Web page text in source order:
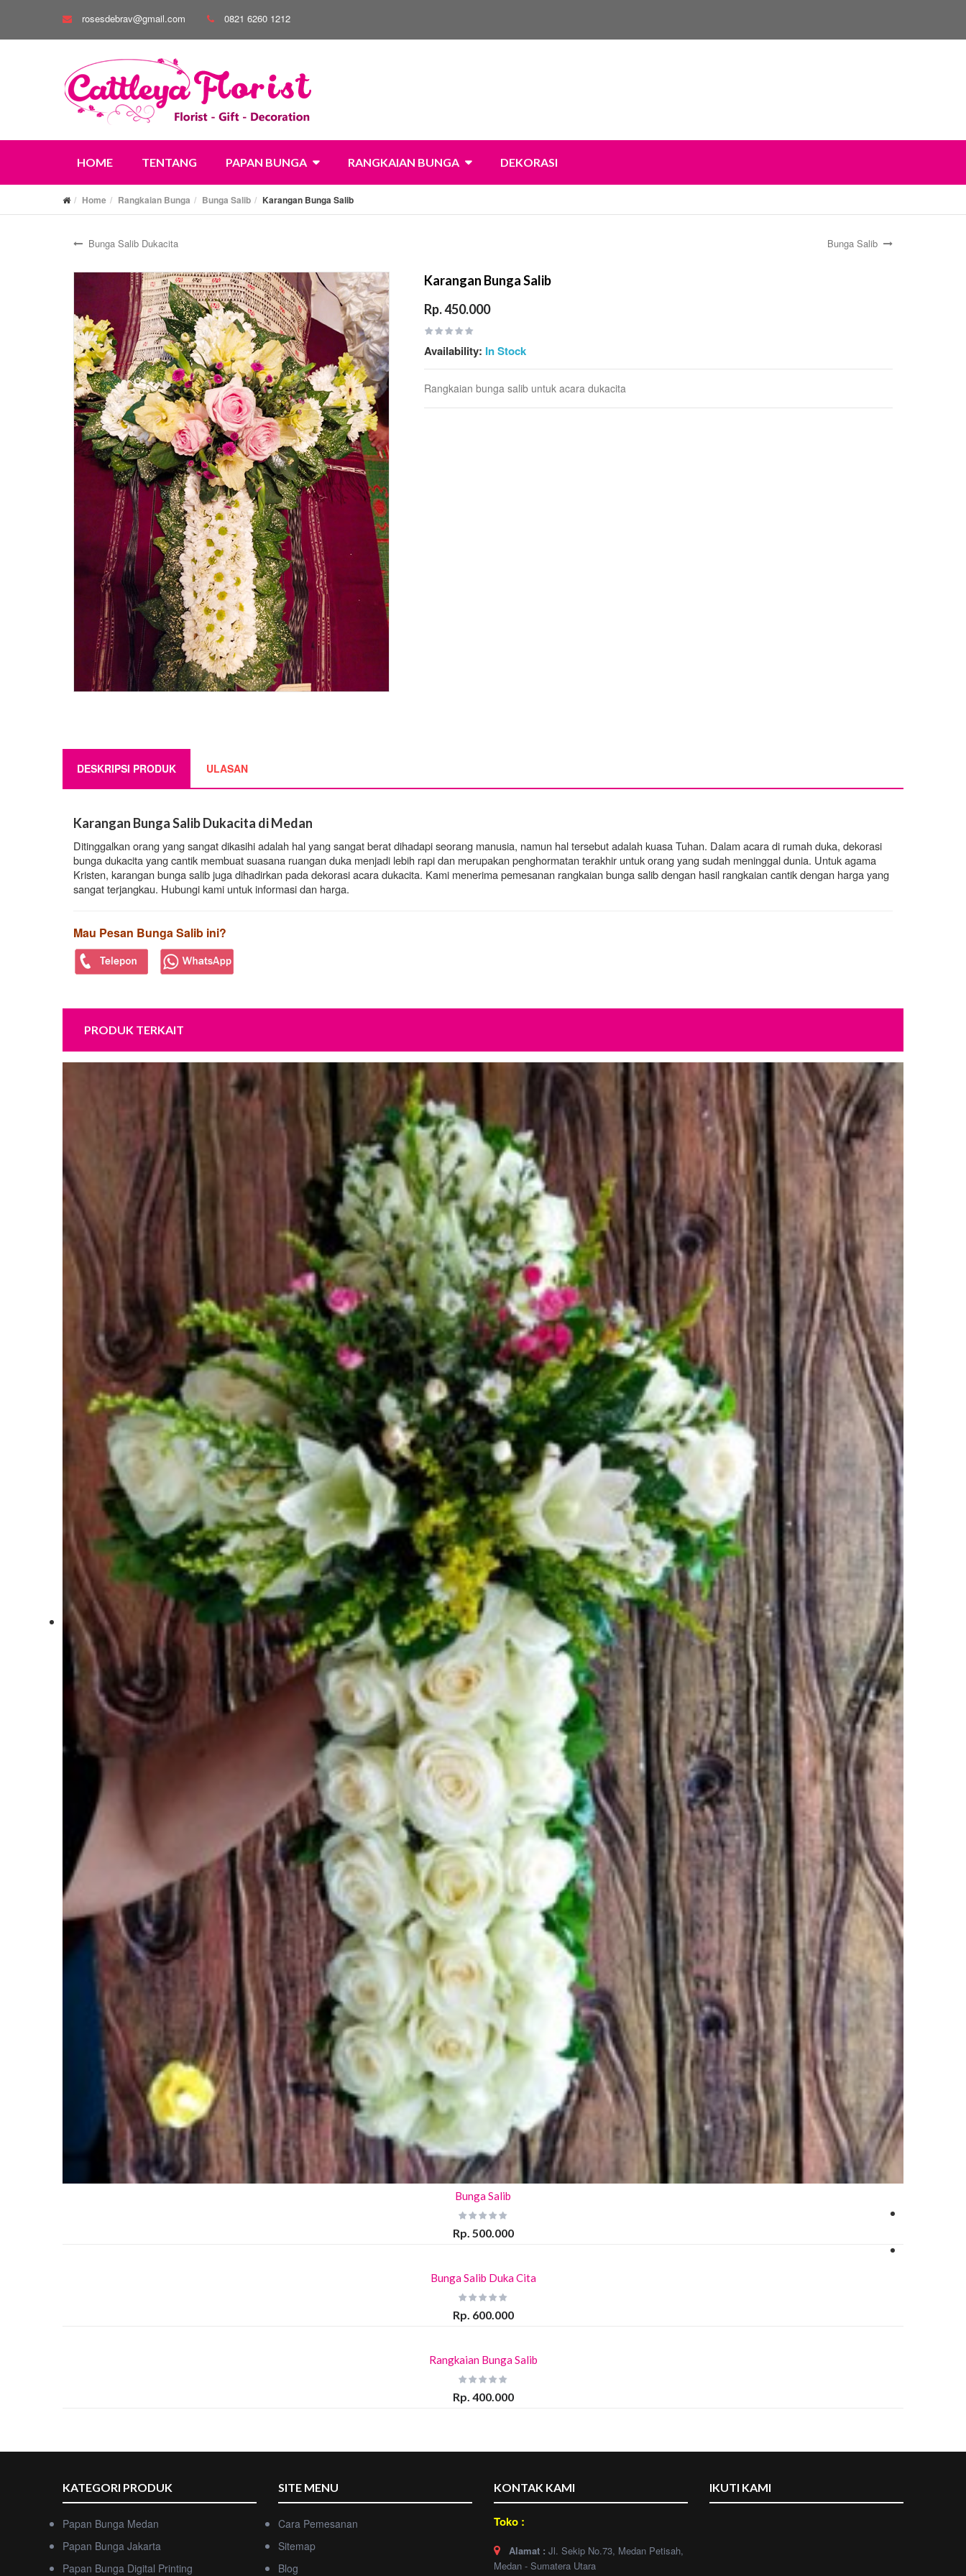
rosesdebrav@gmail.com 0821 6260 1212
HOME TENTANG PAPAN BUNGA RANGKAIAN BUNGA DEKORASI
Home Rangkaian Bunga Bunga Salib Karangan Bunga Salib
Bunga Salib Dukacita Bunga Salib
Karangan Bunga Salib
Rp. 450.000
Availability: In Stock
Rangkaian bunga salib untuk acara dukacita
DESKRIPSI PRODUK ULASAN
Karangan Bunga Salib Dukacita di Medan
Ditinggalkan orang yang sangat dikasihi adalah hal yang sangat berat dihadapi seorang manusia, namun hal tersebut adalah kuasa Tuhan. Dalam acara di rumah duka, dekorasi
bunga dukacita yang cantik membuat suasana ruangan duka menjadi lebih rapi dan merupakan penghormatan terakhir untuk orang yang sudah meninggal dunia. Untuk agama
Kristen, karangan bunga salib juga dihadirkan pada dekorasi acara dukacita. Kami menerima pemesanan rangkaian bunga salib dengan hasil rangkaian cantik dengan harga yang
sangat terjangkau. Hubungi kami untuk informasi dan harga.
Mau Pesan Bunga Salib ini?
PRODUK TERKAIT
Bunga Salib
Rp. 500.000
Bunga Salib Duka Cita
Rp. 600.000
Rangkaian Bunga Salib
Rp. 400.000
KATEGORI PRODUK
Papan Bunga Medan
Papan Bunga Jakarta
Papan Bunga Digital Printing
SITE MENU
Cara Pemesanan
Sitemap
Blog
KONTAK KAMI
Toko :
Alamat : Jl. Sekip No.73, Medan Petisah,
Medan - Sumatera Utara
IKUTI KAMI